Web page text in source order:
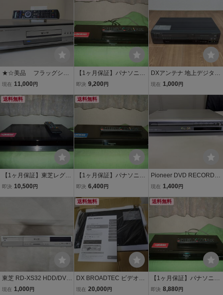
★☆美品 フラッグシッ
プモデル 動作品！TOSHI
Ｄ＆ＤＶＤビデオレコー
ダー オーバーホール
済！７日間保証☆★
現在 11,000 円
【1ヶ月保証】パナソニッ
ク DMR-BRT220 HDD/
ー シングルチューナ
ー 500GB 新品リモコ
即決 9,200 円
DXアンテナ 地上デジタル
チューナー内蔵ビデオ一
現在 1,000 円
送料無料
【1ヶ月保証】東芝レグ
ザ DBR-Z150 HDD/DV
ン B-CASカード付き
即決 10,500 円
送料無料
【1ヶ月保証】パナソニッ
ク DMR-XE1 HDD/DVD/
ューナー 160GB 新品
リモコン B-CASカード
付
即決 6,400 円
Pioneer DVD RECORDE
R DVR-515H-S HDD/DV
現在 1,400 円
東芝 RD-XS32 HDD/DVD
ビデオレコーダー
現在 1,000 円
送料無料
DX BROADTEC ビデオ一
体型DVDレコーダー DVC
現在 20,000 円
送料無料
【1ヶ月保証】パナソニッ
ク DMR-BR570 HDD/D
即決 8,880 円